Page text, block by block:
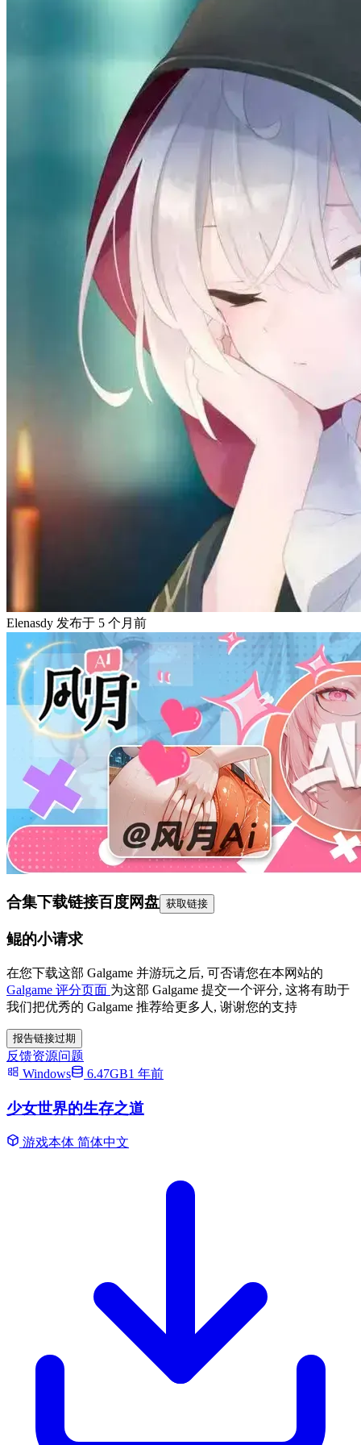
Elenasdy 发布于 5 个月前
合集下载链接百度网盘 获取链接
鲲的小请求
在您下载这部 Galgame 并游玩之后, 可否请您在本网站的
Galgame 评分页面 为这部 Galgame 提交一个评分, 这将有助于
我们把优秀的 Galgame 推荐给更多人, 谢谢您的支持
报告链接过期
反馈资源问题
Windows
6.47GB1 年前
少女世界的生存之道
游戏本体 简体中文